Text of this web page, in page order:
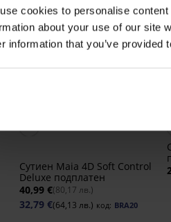
cookies to personalise
about your use of our site
information that you’ve
Сутиен Maia 4D Soft Control
Deluxe подплатен
40,99 €(80,17 лв.)
32,79 €(64,13 лв.) код: BRA20